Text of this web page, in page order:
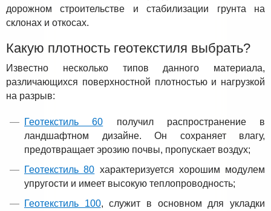
дорожном строительстве и стабилизации грунта на
склонах и откосах.
Какую плотность геотекстиля выбрать?
Известно несколько типов данного материала,
различающихся поверхностной плотностью и нагрузкой
на разрыв:
Геотекстиль 60 получил распространение в
ландшафтном дизайне. Он сохраняет влагу,
предотвращает эрозию почвы, пропускает воздух;
Геотекстиль 80 характеризуется хорошим модулем
упругости и имеет высокую теплопроводность;
Геотекстиль 100, служит в основном для укладки